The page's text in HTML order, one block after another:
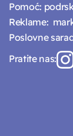
Pomoć:
Reklame:
Poslovne
Pratite nas: